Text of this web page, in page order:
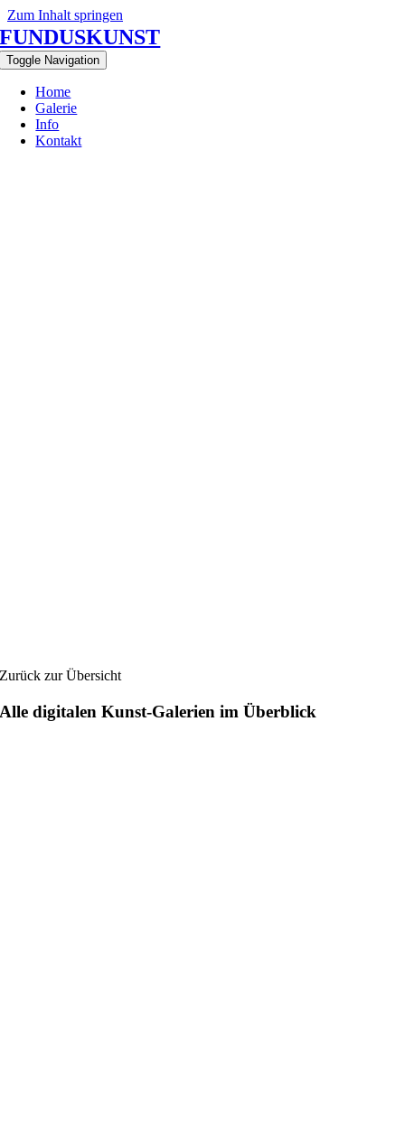
Zum Inhalt springen
FUNDUSKUNST
Toggle Navigation
Home
Galerie
Info
Kontakt
Zurück zur Übersicht
Alle digitalen Kunst-Galerien im Überblick